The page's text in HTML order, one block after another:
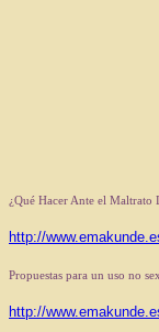
¿Qué Hacer Ante el Maltrato
http://
Propuestas para un uso no
http://